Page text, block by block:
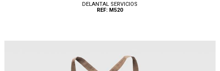
DELANTAL SERVICIOS
REF: M520